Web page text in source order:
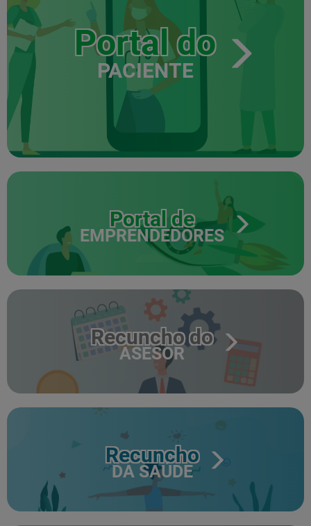
Portal do
PACIENTE
Portal de
EMPRENDEDORES
Recuncho do
ASESOR
Recuncho
DA SAÚDE